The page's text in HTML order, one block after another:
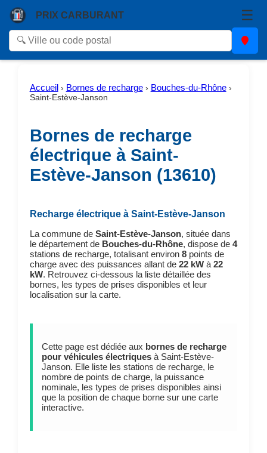
PRIX CARBURANT ☰
Accueil › Bornes de recharge› Bouches-du-Rhône›
Saint-Estève-Janson
Bornes de recharge
électrique à Saint-
Estève-Janson (13610)
Recharge électrique à Saint-Estève-Janson
La commune de Saint-Estève-Janson, située dans
le département de Bouches-du-Rhône, dispose de 4
stations de recharge, totalisant environ 8points de
charge avec des puissances allant de 22 kWà 22
kW. Retrouvez ci-dessous la liste détaillée des
bornes, les types de prises disponibles et leur
localisation sur la carte.
Cette page est dédiée aux bornes de recharge
pour véhicules électriquesà Saint-Estève-
Janson. Elle liste les stations de recharge, le
nombre de points de charge, la puissance
nominale, les types de prises disponibles ainsi
que la position de chaque borne sur une carte
interactive.